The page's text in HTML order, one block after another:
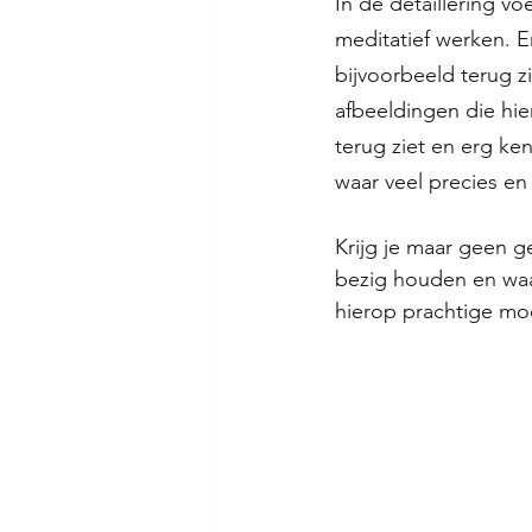
meditatief werken.
bijvoorbeeld terug
afbeeldingen die
terug ziet en erg
waar veel precies
Krijg je maar geen
bezig houden en
hierop prachtige